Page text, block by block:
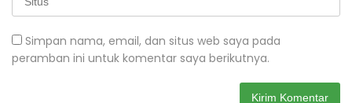
Simpan nama, email, dan situs web saya pada
peramban ini untuk komentar saya berikutnya.